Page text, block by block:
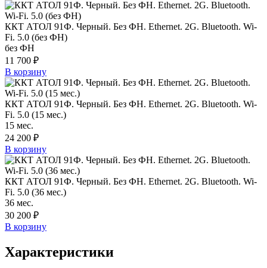
ККТ АТОЛ 91Ф. Черный. Без ФН. Ethernet. 2G. Bluetooth. Wi-
Fi. 5.0 (без ФН)
без ФН
11 700 ₽
В корзину
ККТ АТОЛ 91Ф. Черный. Без ФН. Ethernet. 2G. Bluetooth. Wi-
Fi. 5.0 (15 мес.)
15 мес.
24 200 ₽
В корзину
ККТ АТОЛ 91Ф. Черный. Без ФН. Ethernet. 2G. Bluetooth. Wi-
Fi. 5.0 (36 мес.)
36 мес.
30 200 ₽
В корзину
Характеристики